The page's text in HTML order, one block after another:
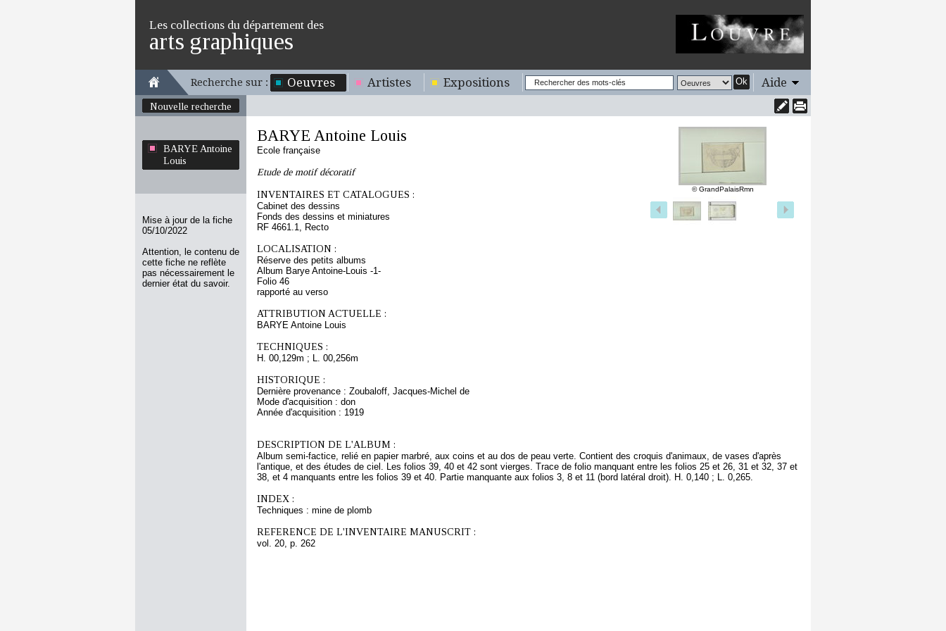
Les collections du département des
arts graphiques
Recherche sur : Oeuvres Artistes Expositions Ok Aide
Nouvelle recherche
BARYE Antoine
Louis
Mise à jour de la fiche
05/10/2022
Attention, le contenu de
cette fiche ne reflète
pas nécessairement le
dernier état du savoir.
© GrandPalaisRmn
BARYE Antoine Louis
Ecole française
Etude de motif décoratif
INVENTAIRES ET CATALOGUES :
Cabinet des dessins
Fonds des dessins et miniatures
RF 4661.1, Recto
LOCALISATION :
Réserve des petits albums
Album Barye Antoine-Louis -1-
Folio 46
rapporté au verso
ATTRIBUTION ACTUELLE :
BARYE Antoine Louis
TECHNIQUES :
H. 00,129m ; L. 00,256m
HISTORIQUE :
Dernière provenance : Zoubaloff, Jacques-Michel de
Mode d'acquisition : don
Année d'acquisition : 1919
DESCRIPTION DE L'ALBUM :
Album semi-factice, relié en papier marbré, aux coins et au dos de peau verte. Contient des croquis d'animaux, de vases d'après
l'antique, et des études de ciel. Les folios 39, 40 et 42 sont vierges. Trace de folio manquant entre les folios 25 et 26, 31 et 32, 37 et
38, et 4 manquants entre les folios 39 et 40. Partie manquante aux folios 3, 8 et 11 (bord latéral droit). H. 0,140 ; L. 0,265.
INDEX :
Techniques : mine de plomb
REFERENCE DE L'INVENTAIRE MANUSCRIT :
vol. 20, p. 262